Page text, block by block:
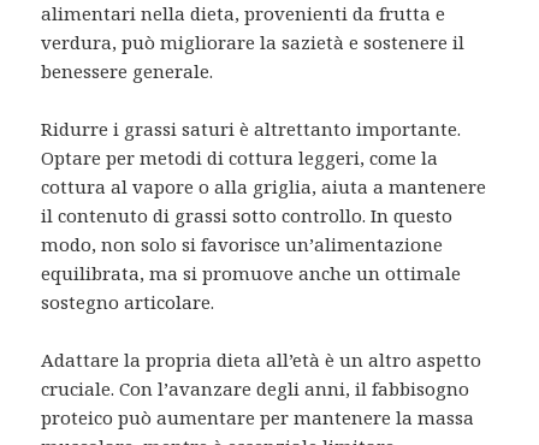
alimentari nella dieta, provenienti da frutta e
verdura, può migliorare la sazietà e sostenere il
benessere generale.
Ridurre i grassi saturi è altrettanto importante.
Optare per metodi di cottura leggeri, come la
cottura al vapore o alla griglia, aiuta a mantenere
il contenuto di grassi sotto controllo. In questo
modo, non solo si favorisce un’alimentazione
equilibrata, ma si promuove anche un ottimale
sostegno articolare.
Adattare la propria dieta all’età è un altro aspetto
cruciale. Con l’avanzare degli anni, il fabbisogno
proteico può aumentare per mantenere la massa